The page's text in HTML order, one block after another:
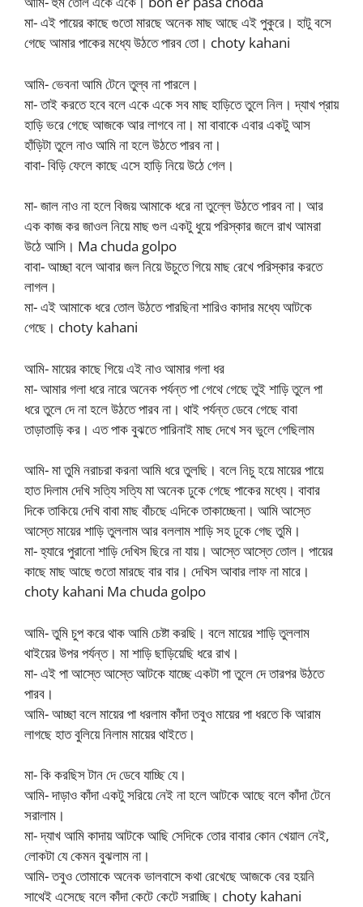
মা- এই পায়ের কাছে গুতো মারছে অনেক মাছ আছে এই পুকুরে। হাটু বসে
গেছে আমার পাকের মধ্যে উঠতে পারব তো। choty kahani
আমি- ভেবনা আমি টেনে তুল্ব না পারলে।
মা- তাই করতে হবে বলে একে একে সব মাছ হাড়িতে তুলে নিল। দ্যাখ প্রায়
হাড়ি ভরে গেছে আজকে আর লাগবে না। মা বাবাকে এবার একটু আস
হাঁড়িটা তুলে নাও আমি না হলে উঠতে পারব না।
বাবা- বিড়ি ফেলে কাছে এসে হাড়ি নিয়ে উঠে গেল।
মা- জাল নাও না হলে বিজয় আমাকে ধরে না তুল্লে উঠতে পারব না। আর
এক কাজ কর জাওল নিয়ে মাছ গুল একটু ধুয়ে পরিস্কার জলে রাখ আমরা
উঠে আসি। Ma chuda golpo
বাবা- আচ্ছা বলে আবার জল নিয়ে উচুতে গিয়ে মাছ রেখে পরিস্কার করতে
লাগল।
মা- এই আমাকে ধরে তোল উঠতে পারছিনা শারিও কাদার মধ্যে আটকে
গেছে। choty kahani
আমি- মায়ের কাছে গিয়ে এই নাও আমার গলা ধর
মা- আমার গলা ধরে নারে অনেক পর্যন্ত পা গেথে গেছে তুই শাড়ি তুলে পা
ধরে তুলে দে না হলে উঠতে পারব না। থাই পর্যন্ত ডেবে গেছে বাবা
তাড়াতাড়ি কর। এত পাক বুঝতে পারিনাই মাছ দেখে সব ভুলে গেছিলাম
আমি- মা তুমি নরাচরা করনা আমি ধরে তুলছি। বলে নিচু হয়ে মায়ের পায়ে
হাত দিলাম দেখি সত্যি সত্যি মা অনেক ঢুকে গেছে পাকের মধ্যে। বাবার
দিকে তাকিয়ে দেখি বাবা মাছ বাঁচছে এদিকে তাকাচ্ছেনা। আমি আস্তে
আস্তে মায়ের শাড়ি তুললাম আর বললাম শাড়ি সহ ঢুকে গেছ তুমি।
মা- হ্যারে পুরানো শাড়ি দেখিস ছিরে না যায়। আস্তে আস্তে তোল। পায়ের
কাছে মাছ আছে গুতো মারছে বার বার। দেখিস আবার লাফ না মারে।
choty kahani Ma chuda golpo
আমি- তুমি চুপ করে থাক আমি চেষ্টা করছি। বলে মায়ের শাড়ি তুললাম
থাইয়ের উপর পর্যন্ত। মা শাড়ি ছাড়িয়েছি ধরে রাখ।
মা- এই পা আস্তে আস্তে আটকে যাচ্ছে একটা পা তুলে দে তারপর উঠতে
পারব।
আমি- আচ্ছা বলে মায়ের পা ধরলাম কাঁদা তবুও মায়ের পা ধরতে কি আরাম
লাগছে হাত বুলিয়ে নিলাম মায়ের থাইতে।
মা- কি করছিস টান দে ডেবে যাচ্ছি যে।
আমি- দাড়াও কাঁদা একটু সরিয়ে নেই না হলে আটকে আছে বলে কাঁদা টেনে
সরালাম।
মা- দ্যাখ আমি কাদায় আটকে আছি সেদিকে তোর বাবার কোন খেয়াল নেই,
লোকটা যে কেমন বুঝলাম না।
আমি- তবুও তোমাকে অনেক ভালবাসে কথা রেখেছে আজকে বের হয়নি
সাথেই এসেছে বলে কাঁদা কেটে কেটে সরাচ্ছি। choty kahani